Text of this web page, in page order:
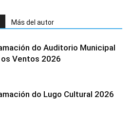
Más del autor
do Auditorio Municipal
os Ventos 2026
do Lugo Cultural 2026